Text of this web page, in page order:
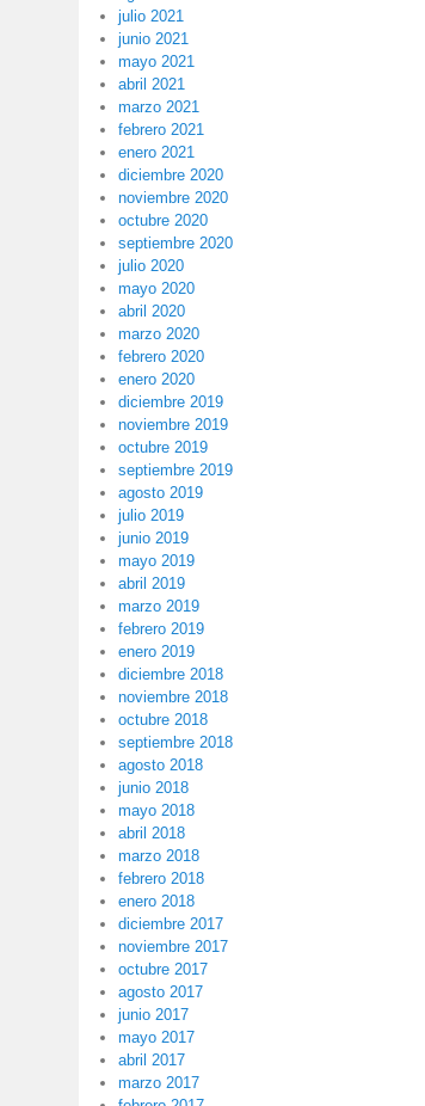
julio 2021
junio 2021
mayo 2021
abril 2021
marzo 2021
febrero 2021
enero 2021
diciembre 2020
noviembre 2020
octubre 2020
septiembre 2020
julio 2020
mayo 2020
abril 2020
marzo 2020
febrero 2020
enero 2020
diciembre 2019
noviembre 2019
octubre 2019
septiembre 2019
agosto 2019
julio 2019
junio 2019
mayo 2019
abril 2019
marzo 2019
febrero 2019
enero 2019
diciembre 2018
noviembre 2018
octubre 2018
septiembre 2018
agosto 2018
junio 2018
mayo 2018
abril 2018
marzo 2018
febrero 2018
enero 2018
diciembre 2017
noviembre 2017
octubre 2017
agosto 2017
junio 2017
mayo 2017
abril 2017
marzo 2017